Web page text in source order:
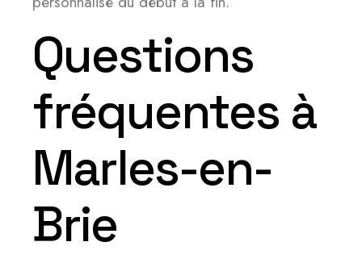
Questions
fréquentes à
Marles-en-
Brie